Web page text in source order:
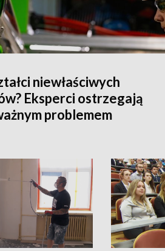
niewłaściwych
Eksperci ostrzegają
problemem